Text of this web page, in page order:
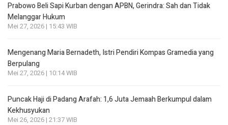
Prabowo Beli Sapi Kurban dengan APBN, Gerindra: Sah dan Tidak
Melanggar Hukum
Mei 27, 2026 | 15:43 WIB
Mengenang Maria Bernadeth, Istri Pendiri Kompas Gramedia yang
Berpulang
Mei 27, 2026 | 10:14 WIB
Puncak Haji di Padang Arafah: 1,6 Juta Jemaah Berkumpul dalam
Kekhusyukan
Mei 26, 2026 | 21:37 WIB